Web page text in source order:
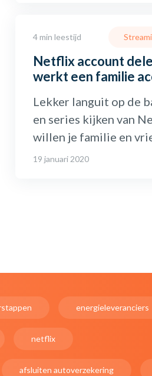
4 min leestijd
Netflix account
werkt een familie
Lekker languit op de
en series kijken van
willen je familie en
19 januari 2020
energieleveranciers
netflix
afsluiten autoverzekering